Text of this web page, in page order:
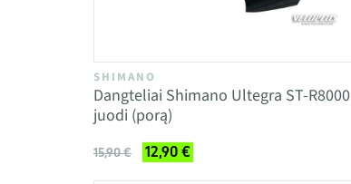
SHIMANO
Dangteliai Shimano Ultegra ST-R8000
juodi (porą)
15,90 € 12,90 €